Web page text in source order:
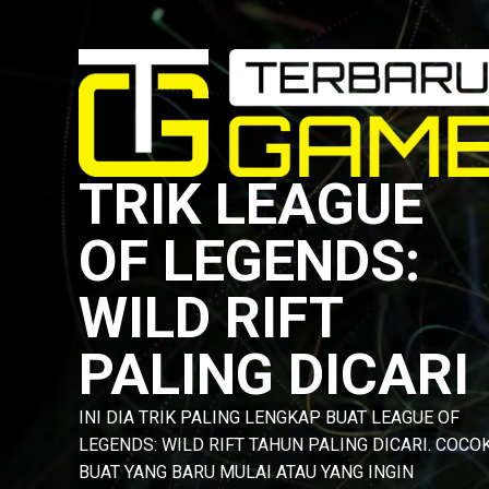
TRIK LEAGUE
OF LEGENDS:
WILD RIFT
PALING DICARI
INI DIA TRIK PALING LENGKAP BUAT LEAGUE OF
LEGENDS: WILD RIFT TAHUN PALING DICARI.
BUAT YANG BARU MULAI ATAU YANG INGIN